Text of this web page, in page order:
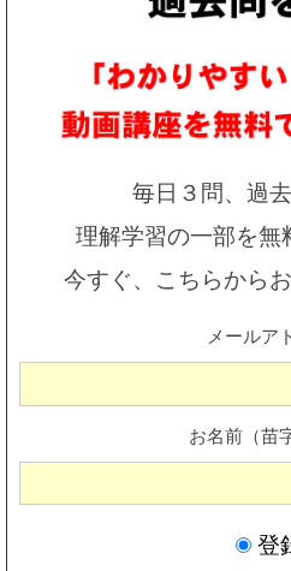
毎日３問、過
理解学習の一部を無
今すぐ、こちらから
メールア
お名前（苗
登